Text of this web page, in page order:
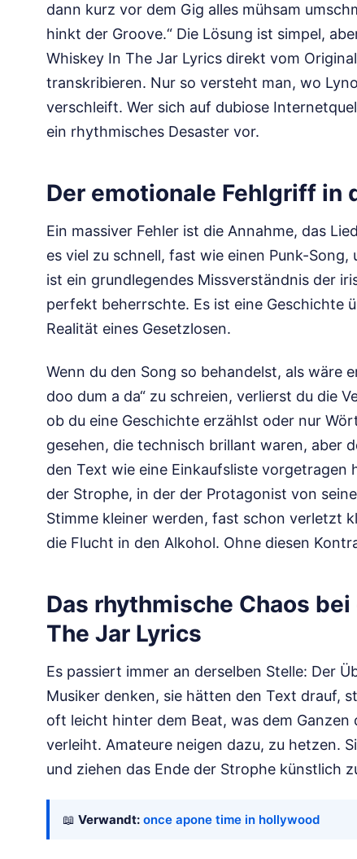
dann kurz vor dem Gig alles mühsam
hinkt der Groove.“ Die Lösung ist simpel,
Whiskey In The Jar Lyrics direkt vom
transkribieren. Nur so versteht man, wo
verschleift. Wer sich auf dubiose
ein rhythmisches Desaster vor.
Der emotionale Fehlgriff in
Ein massiver Fehler ist die Annahme, das
es viel zu schnell, fast wie einen Punk-
ist ein grundlegendes Missverständnis der
perfekt beherrschte. Es ist eine Geschichte
Realität eines Gesetzlosen.
Wenn du den Song so behandelst, als wäre
doo dum a da“ zu schreien, verlierst du die
ob du eine Geschichte erzählst oder nur
gesehen, die technisch brillant waren, aber
den Text wie eine Einkaufsliste vorgetragen
der Strophe, in der der Protagonist von
Stimme kleiner werden, fast schon verletzt
die Flucht in den Alkohol. Ohne diesen
Das rhythmische Chaos
The Jar Lyrics
Es passiert immer an derselben Stelle: Der
Musiker denken, sie hätten den Text drauf,
oft leicht hinter dem Beat, was dem Ganzen
verleiht. Amateure neigen dazu, zu hetzen.
und ziehen das Ende der Strophe künstlich
📖 Verwandt: once apone time in hollywood